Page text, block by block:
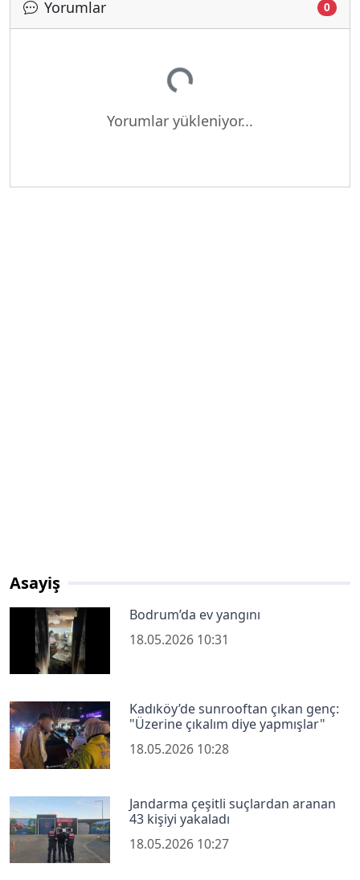
Yorumlar 0
Yükleniyor...
Yorumlar yükleniyor...
Asayiş
Bodrum’da ev yangını
18.05.2026 10:31
Kadıköy’de sunrooftan çıkan genç:
"Üzerine çıkalım diye yapmışlar"
18.05.2026 10:28
Jandarma çeşitli suçlardan aranan
43 kişiyi yakaladı
18.05.2026 10:27